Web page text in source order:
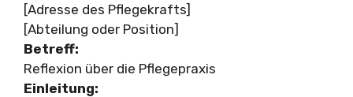
[Adresse des Pflegekrafts]
[Abteilung oder Position]
Betreff:
Reflexion über die Pflegepraxis
Einleitung: